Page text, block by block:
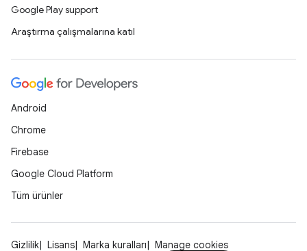
Google Play support
Araştırma çalışmalarına katıl
Android
Chrome
Firebase
Google Cloud Platform
Tüm ürünler
Gizlilik Lisans Marka kuralları Manage cookies